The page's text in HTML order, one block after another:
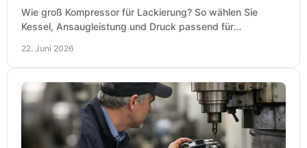
Wie groß Kompressor für Lackierung? So wählen Sie
Kessel, Ansaugleistung und Druck passend für
22. Juni 2026